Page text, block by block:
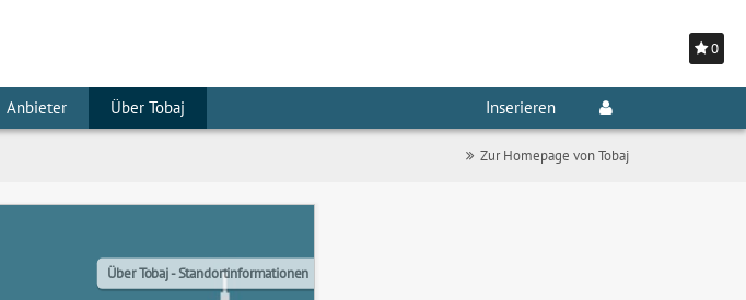
0
Anbieter Über Tobaj Inserieren
Zur Homepage von Tobaj
Über Tobaj - Standortinformationen